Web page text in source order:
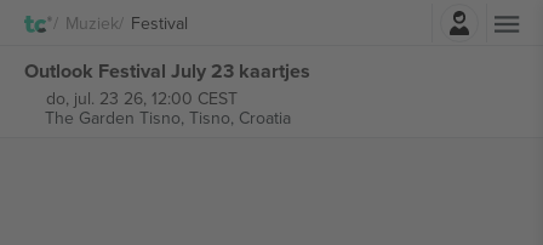
Muziek Festival
Outlook Festival July 23 kaartjes
do, jul. 23 26, 12:00 CEST
The Garden Tisno, Tisno, Croatia